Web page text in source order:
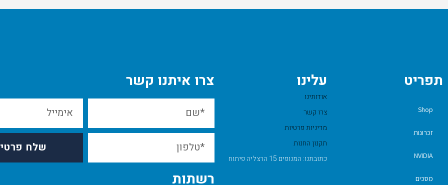
תפריט
Shop
זכרונות
NVIDIA
מסכים
עלינו
אודותינו
צרו קשר
מדיניות פרטיות
תקנון החנות
כתובתנו: המנופים 15 הרצליה פיתוח
צרו איתנו קשר
שלח
רשתות